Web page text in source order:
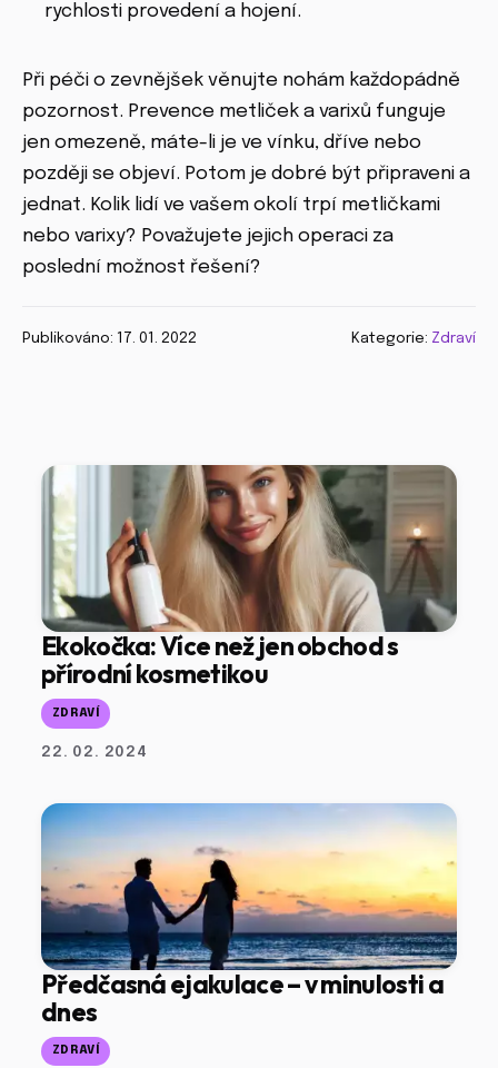
rychlosti provedení a hojení.
Při péči o zevnějšek věnujte nohám každopádně
pozornost. Prevence metliček a varixů funguje
jen omezeně, máte-li je ve vínku, dříve nebo
později se objeví. Potom je dobré být připraveni a
jednat. Kolik lidí ve vašem okolí trpí metličkami
nebo varixy? Považujete jejich operaci za
poslední možnost řešení?
Publikováno: 17. 01. 2022 Kategorie: Zdraví
Ekokočka: Více než jen obchod s
přírodní kosmetikou
ZDRAVÍ
22. 02. 2024
Předčasná ejakulace – v minulosti a
dnes
ZDRAVÍ